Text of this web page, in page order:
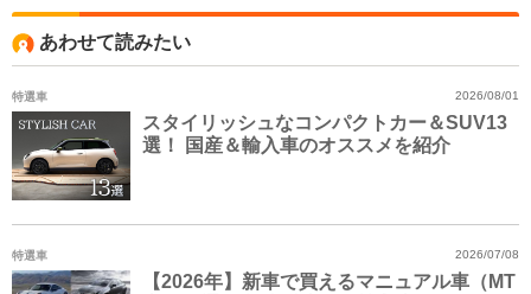
あわせて読みたい
特選車
スタイリッシュなコンパクトカー＆SUV13
選！ 国産＆輸入車のオススメを紹介
2026/08/01
特選車
【2026年】新車で買えるマニュアル車（MT
2026/07/08